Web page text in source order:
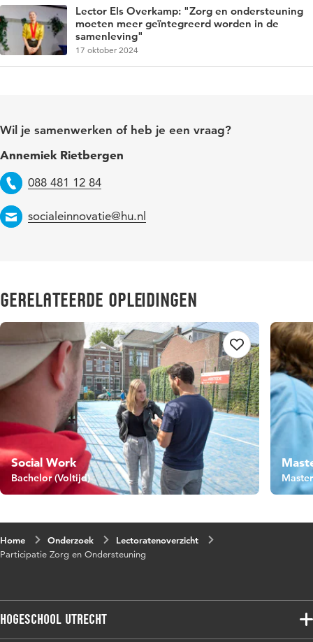
Lector Els Overkamp: "Zorg en ondersteuning
moeten meer geïntegreerd worden in de
samenleving"
17 oktober 2024
Wil je samenwerken of heb je een vraag?
Annemiek Rietbergen
Telefoon
088 481 12 84
Email
socialeinnovatie@hu.nl
Gerelateerde opleidingen
Social Work
Bachelor (Voltijd)
Home Onderzoek
Lectoratenoverzicht
Participatie Zorg en Ondersteuning
Hogeschool Utrecht